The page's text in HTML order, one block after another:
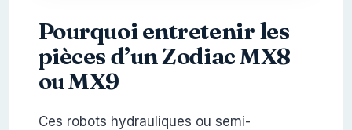
Pourquoi entretenir les
pièces d’un Zodiac MX8
ou MX9
Ces robots hydrauliques ou semi-